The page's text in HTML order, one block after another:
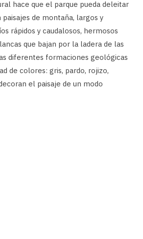
hace que el parque pueda deleitar
paisajes de montaña, largos y
rápidos y caudalosos, hermosos
que bajan por la ladera de las
diferentes formaciones geológicas
de colores: gris, pardo, rojizo,
el paisaje de un modo